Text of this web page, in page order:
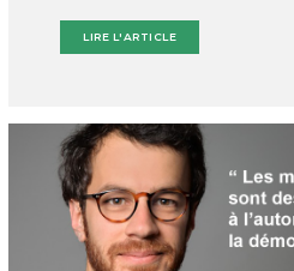
LIRE L'ARTICLE